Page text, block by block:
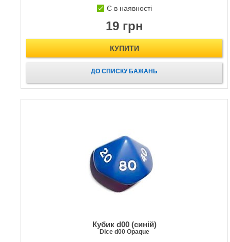
Є в наявності
19 грн
КУПИТИ
ДО СПИСКУ БАЖАНЬ
Кубик d00 (синій)
Dice d00 Opaque